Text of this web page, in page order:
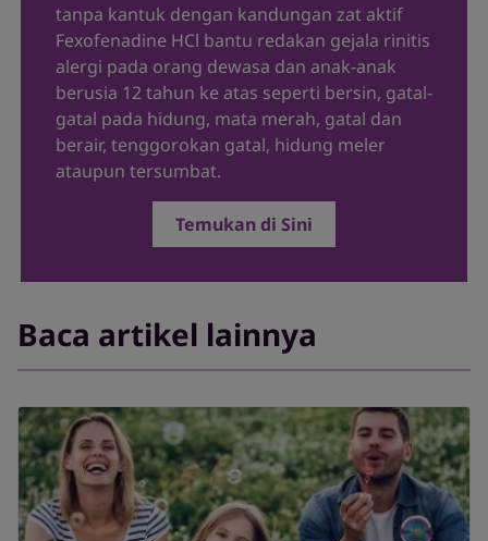
tanpa kantuk dengan kandungan zat aktif
Fexofenadine HCl bantu redakan gejala rinitis
alergi pada orang dewasa dan anak-anak
berusia 12 tahun ke atas seperti bersin, gatal-
gatal pada hidung, mata merah, gatal dan
berair, tenggorokan gatal, hidung meler
ataupun tersumbat.
Temukan di Sini
Baca artikel lainnya